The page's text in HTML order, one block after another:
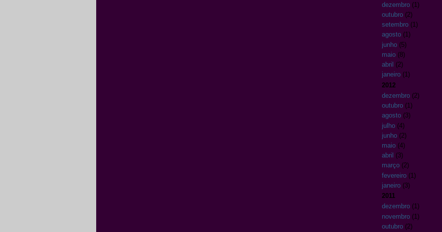
dezembro(1)
outubro(2)
setembro(1)
agosto(1)
junho(5)
maio(8)
abril (2)
janeiro(1)
2012
dezembro(2)
outubro(1)
agosto(3)
julho(4)
junho(2)
maio(4)
abril (3)
março(2)
fevereiro(1)
janeiro(3)
2011
dezembro(1)
novembro(1)
outubro(2)